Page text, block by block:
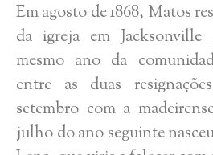
Em agosto de 1868, Matos
da igreja em
mesmo ano da
entre as duas
setembro com a
julho do ano seguinte